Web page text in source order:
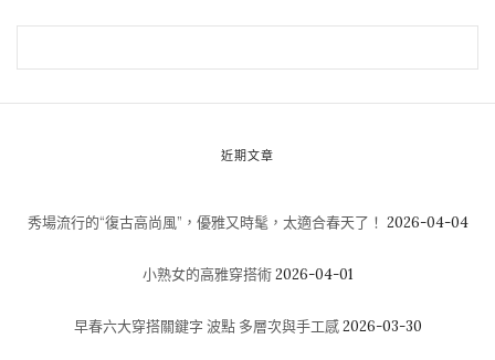
近期文章
秀場流行的“復古高尚風”，優雅又時髦，太適合春天了！ 2026-04-04
小熟女的高雅穿搭術 2026-04-01
早春六大穿搭關鍵字 波點 多層次與手工感 2026-03-30